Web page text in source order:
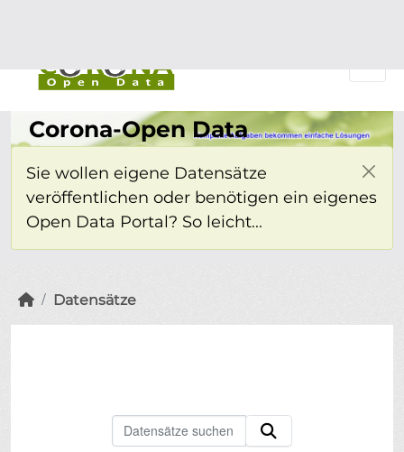
Corona-Open Data
Sie wollen eigene Datensätze
veröffentlichen oder benötigen ein eigenes
Open Data Portal? So leicht...
Datensätze